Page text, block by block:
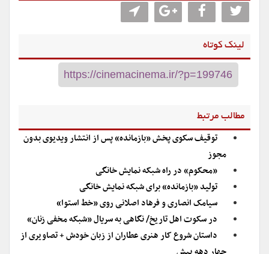
لینک کوتاه
مطالب مرتبط
توقیف سکوی پخش «بازمانده» پس از انتشار ویدیوی بدون
مجوز
«محکوم» در راه شبکه نمایش خانگی
تولید «بازمانده» برای شبکه نمایش خانگی
سیامک انصاری و فرهاد اصلانی روی «خط استوا»
در سکوت اهل تاریخ/ نگاهی به سریال «شبکه مخفی زنان»
داستان شروع کار هنری عطاران از زبان خودش + تصاویری از